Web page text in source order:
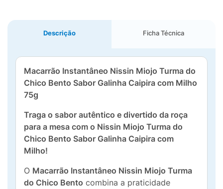
Descrição Ficha Técnica
Macarrão Instantâneo Nissin Miojo Turma do
Chico Bento Sabor Galinha Caipira com Milho
75g
Traga o sabor autêntico e divertido da roça
para a mesa com o Nissin Miojo Turma do
Chico Bento Sabor Galinha Caipira com
Milho!
O Macarrão Instantâneo Nissin Miojo Turma
do Chico Bento combina a praticidade